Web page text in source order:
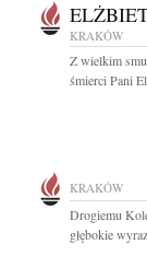
KRAKÓW
Z wielkim
śmierci Pani
KRAKÓW
Drogiemu
głębokie